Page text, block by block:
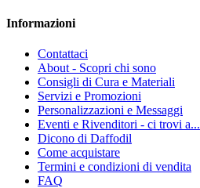
Informazioni
Contattaci
About - Scopri chi sono
Consigli di Cura e Materiali
Servizi e Promozioni
Personalizzazioni e Messaggi
Eventi e Rivenditori - ci trovi a...
Dicono di Daffodil
Come acquistare
Termini e condizioni di vendita
FAQ